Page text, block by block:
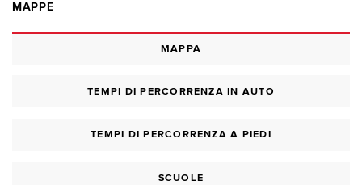
MAPPE
MAPPA
TEMPI DI PERCORRENZA IN AUTO
TEMPI DI PERCORRENZA A PIEDI
SCUOLE